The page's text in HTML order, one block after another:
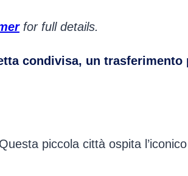
for full details.
condivisa, un trasferimento
piccola città ospita